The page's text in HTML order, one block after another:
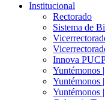
Institucional
Rectorado
Sistema de
Innova
Yuntémonos
Yuntémonos
Yuntémonos